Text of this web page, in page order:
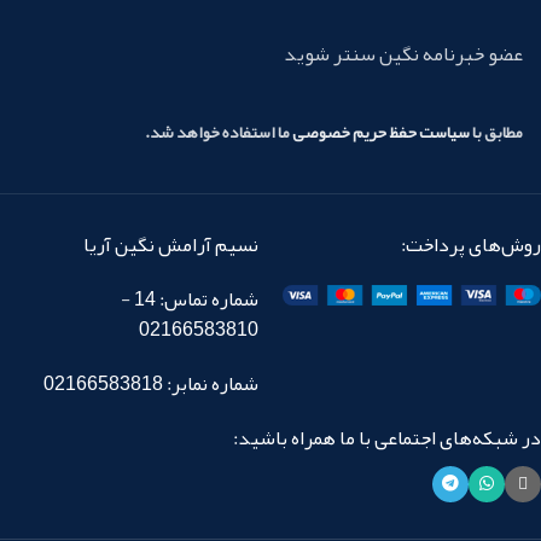
عضو خبرنامه نگین سنتر شوید
مطابق باسیاست حفظ حریم خصوصیما استفاده خواهد شد.
روش‌های پرداخت:
نسیم آرامش نگین آریا
شماره تماس: 14 -
02166583810
شماره نمابر: 02166583818
در شبکه‌های اجتماعی با ما همراه باشید: